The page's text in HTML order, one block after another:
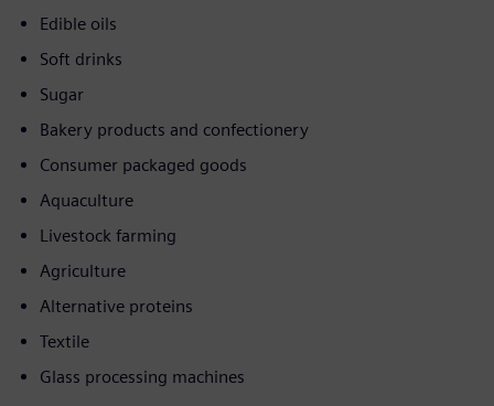
Edible oils
Soft drinks
Sugar
Bakery products and confectionery
Consumer packaged goods
Aquaculture
Livestock farming
Agriculture
Alternative proteins
Textile
Glass processing machines